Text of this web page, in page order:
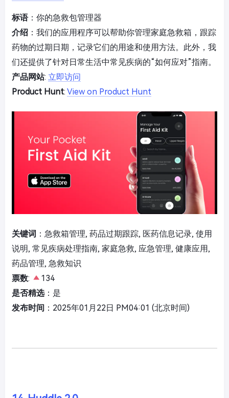
标语：你的急救包管理器
介绍 ：我们的应用程序可以帮助你管理家庭急救箱，跟踪
药物的过期日期，记录它们的用途和使用方法。此外，我
们还提供了针对日常生活中常见疾病的“如何应对”指南。
产品网站: 立即访问
Product Hunt: View on Product Hunt
关键词 ：急救箱管理, 药品过期跟踪, 医药信息记录, 使用
说明, 常见疾病处理指南, 家庭急救, 应急管理, 健康应用,
药品管理, 急救知识
票数:
134
是否精选：是
发布时间 ：2025年01月22日 PM04:01 (北京时间)